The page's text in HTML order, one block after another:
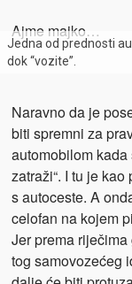
Ajme majko…
Jedna od prednosti
dok “vozite”.
Naravno da je
biti spremni za
automobilom
zatraži“. I tu je
s autoceste. A
celofan na kojem
Jer prema
tog samovozećeg